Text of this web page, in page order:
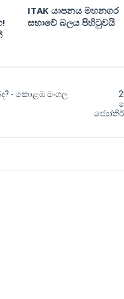
ITAK යාපනය මහනගර
සභාවේ බලය පිහිටුවයි
- කොළඹ මංගල